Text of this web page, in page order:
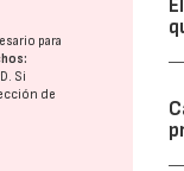
para
. Si
de